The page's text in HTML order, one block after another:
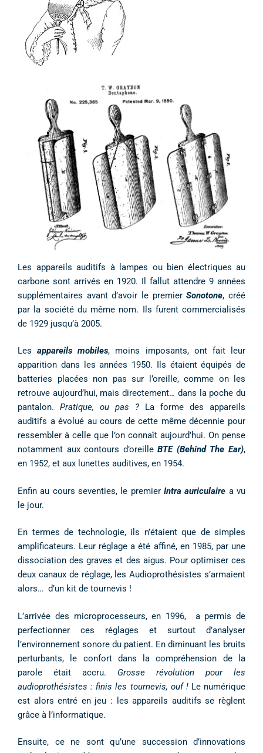
Les appareils auditifs à lampes ou bien électriques au
carbone sont arrivés en 1920. Il fallut attendre 9 années
supplémentaires avant d’avoir le premierSonotone, créé
par la société du même nom. Ils furent commercialisés
de 1929 jusqu’à 2005.
Lesappareils mobiles, moins imposants, ont fait leur
apparition dans les années 1950. Ils étaient équipés de
batteries placées non pas sur l’oreille, comme on les
retrouve aujourd’hui, mais directement… dans la poche du
pantalon. Pratique, ou pas ? La forme des appareils
auditifs a évolué au cours de cette même décennie pour
ressembler à celle que l’on connaît aujourd’hui. On pense
notamment aux contours d’oreilleBTE (Behind The Ear),
en 1952, et aux lunettes auditives, en 1954.
Enfin au cours seventies, le premier Intra auriculaire a vu
le jour.
En termes de technologie, ils n’étaient que de simples
amplificateurs. Leur réglage a été affiné, en 1985, par une
dissociation des graves et des aigus. Pour optimiser ces
deux canaux de réglage, les Audioprothésistes s’armaient
alors… d’un kit de tournevis !
L’arrivée des microprocesseurs, en 1996, a permis de
perfectionner ces réglages et surtout d’analyser
l’environnement sonore du patient. En diminuant les bruits
perturbants, le confort dans la compréhension de la
parole était accru. Grosse révolution pour les
audioprothésistes : finis les tournevis, ouf !Le numérique
est alors entré en jeu : les appareils auditifs se règlent
grâce à l’informatique.
Ensuite, ce ne sont qu’une succession d’innovations